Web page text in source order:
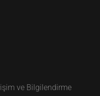
ve Bilgilendirme